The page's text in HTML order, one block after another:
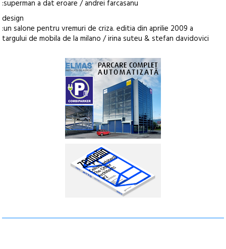
:superman a dat eroare / andrei farcasanu
design
:un salone pentru vremuri de criza. editia din aprilie 2009 a
targului de mobila de la milano / irina suteu & stefan davidovici